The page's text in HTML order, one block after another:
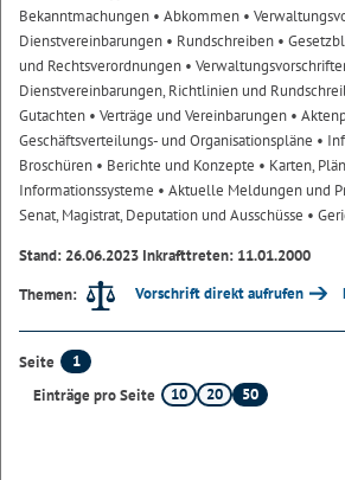
Bekanntmachungen • Abkommen •
Dienstvereinbarungen • Rundschreiben •
und Rechtsverordnungen •
Dienstvereinbarungen, Richtlinien und
Gutachten • Verträge und Vereinbarungen •
Geschäftsverteilungs- und Organisationspläne •
Broschüren • Berichte und Konzepte • Karten,
Informationssysteme • Aktuelle Meldungen und
Senat, Magistrat, Deputation und Ausschüsse •
Stand: 26.06.2023 Inkrafttreten: 11.01.2000
Themen:
Vorschrift direkt aufrufen
Seite
1
Einträge pro Seite
10 20 50